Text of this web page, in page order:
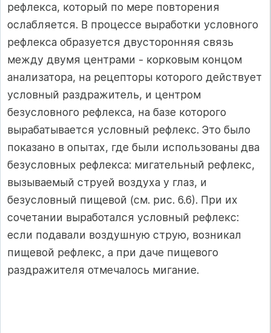
рефлекса, который по мере повторения
ослабляется. В процессе выработки условного
рефлекса образуется двусторонняя связь
между двумя центрами - корковым концом
анализатора, на рецепторы которого действует
условный раздражитель, и центром
безусловного рефлекса, на базе которого
вырабатывается условный рефлекс. Это было
показано в опытах, где были использованы два
безусловных рефлекса: мигательный рефлекс,
вызываемый струей воздуха у глаз, и
безусловный пищевой (см. рис. 6.6). При их
соче­тании выработался условный рефлекс:
если подавали воздушную струю, возникал
пищевой рефлекс, а при даче пищевого
раздражи­теля отмечалось мигание.